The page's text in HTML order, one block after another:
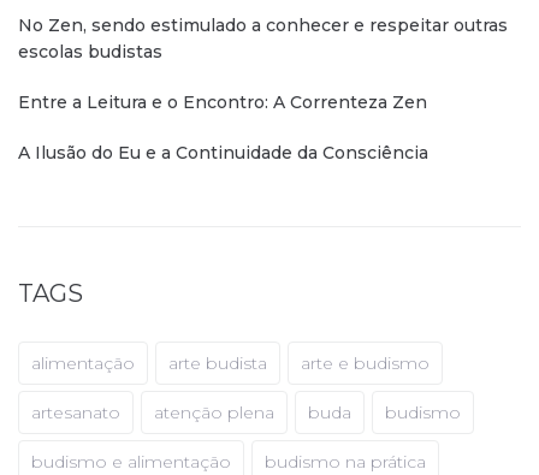
No Zen, sendo estimulado a conhecer e respeitar outras
escolas budistas
Entre a Leitura e o Encontro: A Correnteza Zen
A Ilusão do Eu e a Continuidade da Consciência
TAGS
alimentação arte budista arte e budismo
artesanato atenção plena buda budismo
budismo e alimentação budismo na prática